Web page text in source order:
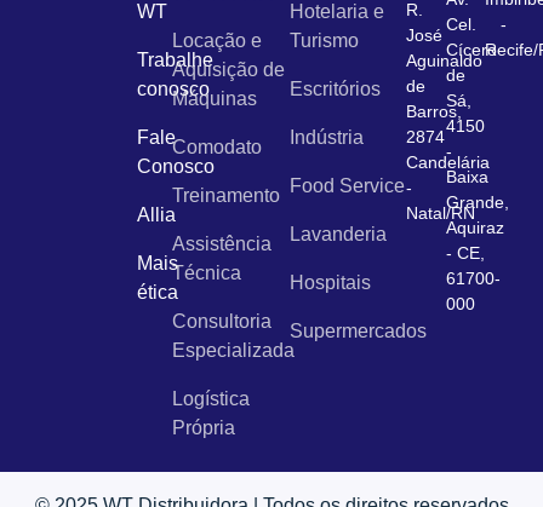
WT
Trabalhe
conosco
Fale
Conosco
Allia
Mais
ética
Locação e
Aquisição de
Máquinas
Comodato
Treinamento
Assistência
Técnica
Consultoria
Especializada
Logística
Própria
Hotelaria e
Turismo
Escritórios
Indústria
Food Service
Lavanderia
Hospitais
Supermercados
R.
José
Aguinaldo
de
Barros,
2874
Candelária
-
Natal/RN
Cel.
Cícero
de
Sá,
4150
-
Baixa
Grande,
Aquiraz
- CE,
61700-
000
-
Recife/